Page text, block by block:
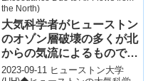
大気科学者がヒューストン
のオゾン層破壊の多くが北
からの気流によるものであ
ることを明らかにした。
2023-09-11 ヒューストン大学